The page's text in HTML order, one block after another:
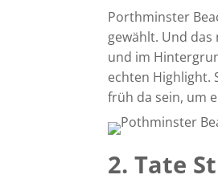
Porthminster
gewählt. Und
und im
echten Highlight.
früh da sein, um
2. Tate